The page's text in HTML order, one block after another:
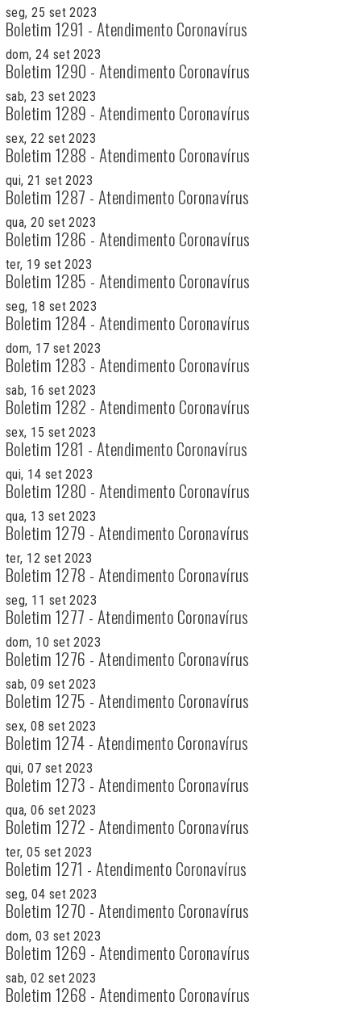
seg, 25 set 2023
Boletim 1291 - Atendimento Coronavírus
dom, 24 set 2023
Boletim 1290 - Atendimento Coronavírus
sab, 23 set 2023
Boletim 1289 - Atendimento Coronavírus
sex, 22 set 2023
Boletim 1288 - Atendimento Coronavírus
qui, 21 set 2023
Boletim 1287 - Atendimento Coronavírus
qua, 20 set 2023
Boletim 1286 - Atendimento Coronavírus
ter, 19 set 2023
Boletim 1285 - Atendimento Coronavírus
seg, 18 set 2023
Boletim 1284 - Atendimento Coronavírus
dom, 17 set 2023
Boletim 1283 - Atendimento Coronavírus
sab, 16 set 2023
Boletim 1282 - Atendimento Coronavírus
sex, 15 set 2023
Boletim 1281 - Atendimento Coronavírus
qui, 14 set 2023
Boletim 1280 - Atendimento Coronavírus
qua, 13 set 2023
Boletim 1279 - Atendimento Coronavírus
ter, 12 set 2023
Boletim 1278 - Atendimento Coronavírus
seg, 11 set 2023
Boletim 1277 - Atendimento Coronavírus
dom, 10 set 2023
Boletim 1276 - Atendimento Coronavírus
sab, 09 set 2023
Boletim 1275 - Atendimento Coronavírus
sex, 08 set 2023
Boletim 1274 - Atendimento Coronavírus
qui, 07 set 2023
Boletim 1273 - Atendimento Coronavírus
qua, 06 set 2023
Boletim 1272 - Atendimento Coronavírus
ter, 05 set 2023
Boletim 1271 - Atendimento Coronavírus
seg, 04 set 2023
Boletim 1270 - Atendimento Coronavírus
dom, 03 set 2023
Boletim 1269 - Atendimento Coronavírus
sab, 02 set 2023
Boletim 1268 - Atendimento Coronavírus